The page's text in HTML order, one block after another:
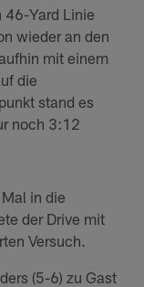
46-Yard Linie
wieder an den
mit einem
die
stand es
noch 3:12
in die
der Drive mit
Versuch.
(5-6) zu Gast